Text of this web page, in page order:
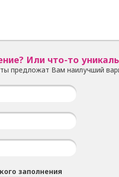
Или что-то
предложат Вам наилучший
заполнения